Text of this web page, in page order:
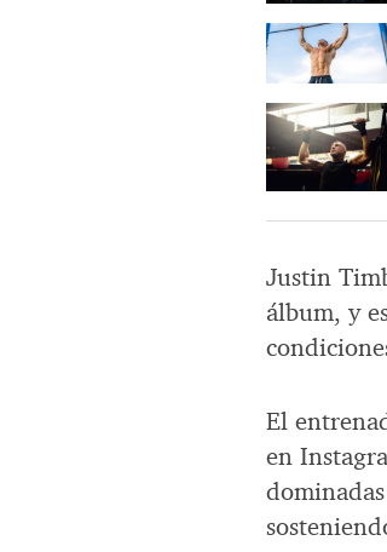
Justin
álbum, y
El
en